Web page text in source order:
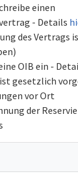
einen
- Details
des Vertrags
OIB ein -
gesetzlich
vor Ort
der